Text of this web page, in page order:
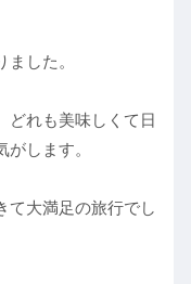
した。
どれも美味しくて日
します。
て大満足の旅行でし